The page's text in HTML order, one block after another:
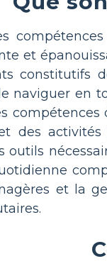
et
constitutifs
naviguer en
des
outils
et la